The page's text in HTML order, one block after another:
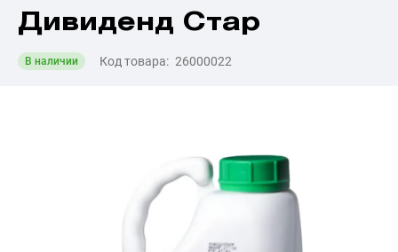
Дивиденд Стар
В наличии Код товара: 26000022